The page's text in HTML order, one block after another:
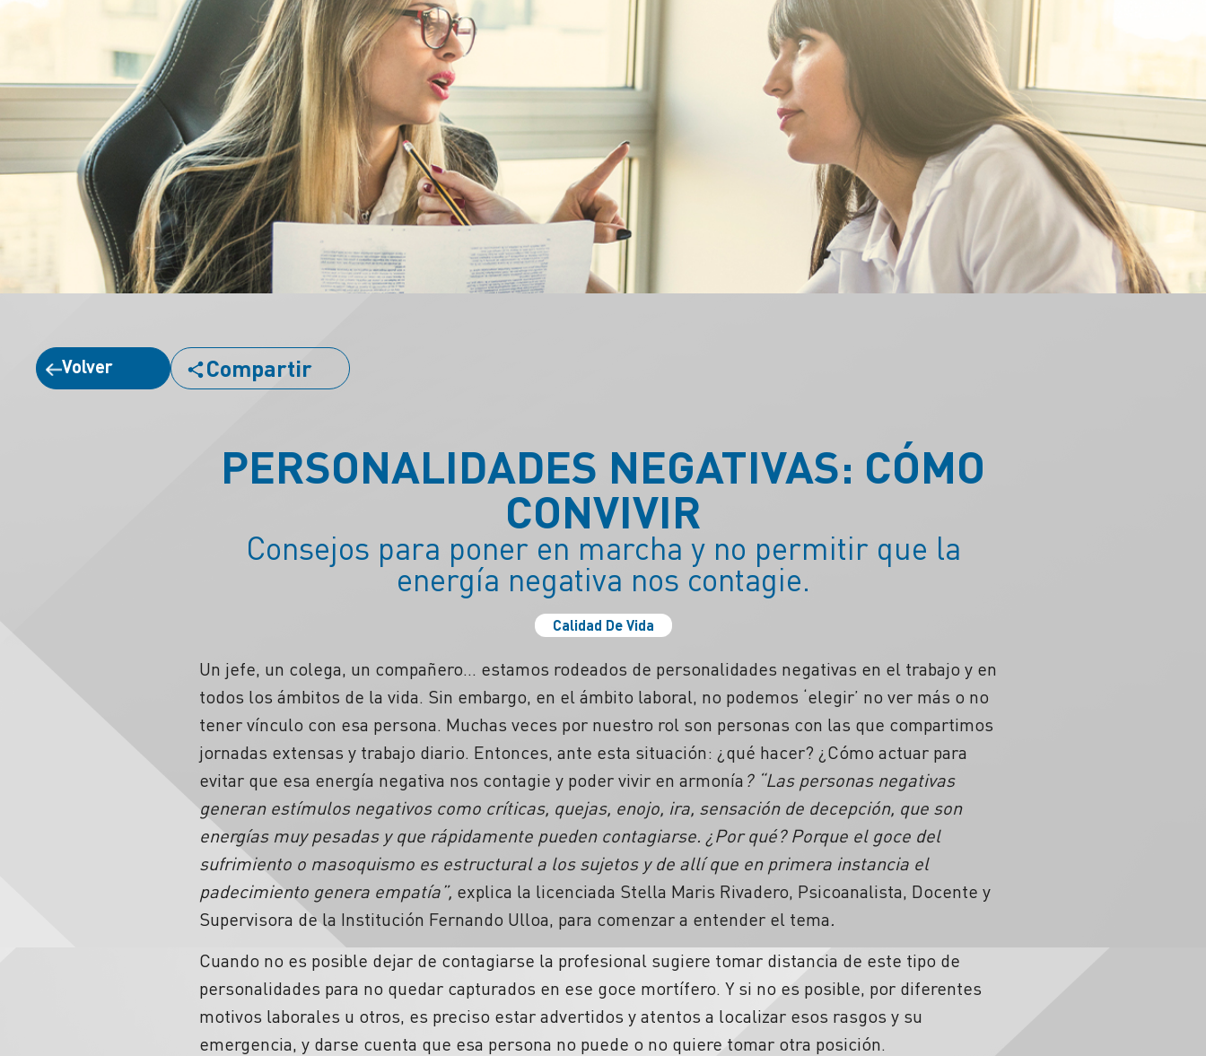
Volver Compartir
PERSONALIDADES NEGATIVAS: CÓMO
CONVIVIR
Consejos para poner en marcha y no permitir que la
energía negativa nos contagie.
Calidad De Vida
Un jefe, un colega, un compañero… estamos rodeados de personalidades negativas en el trabajo y en
todos los ámbitos de la vida. Sin embargo, en el ámbito laboral, no podemos ‘elegir’ no ver más o no
tener vínculo con esa persona. Muchas veces por nuestro rol son personas con las que compartimos
jornadas extensas y trabajo diario. Entonces, ante esta situación: ¿qué hacer? ¿Cómo actuar para
evitar que esa energía negativa nos contagie y poder vivir en armonía ? “Las personas negativas
generan estímulos negativos como críticas, quejas, enojo, ira, sensación de decepción, que son
energías muy pesadas y que rápidamente pueden contagiarse. ¿Por qué? Porque el goce del
sufrimiento o masoquismo es estructural a los sujetos y de allí que en primera instancia el
padecimiento genera empatía”, explica la licenciada Stella Maris Rivadero, Psicoanalista, Docente y
Supervisora de la Institución Fernando Ulloa, para comenzar a entender el tema.
Cuando no es posible dejar de contagiarse la profesional sugiere tomar distancia de este tipo de
personalidades para no quedar capturados en ese goce mortífero. Y si no es posible, por diferentes
motivos laborales u otros, es preciso estar advertidos y atentos a localizar esos rasgos y su
emergencia, y darse cuenta que esa persona no puede o no quiere tomar otra posición.